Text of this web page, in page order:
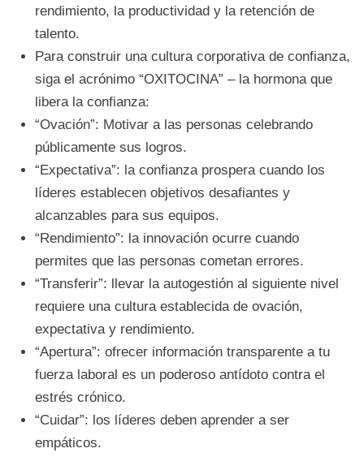
rendimiento, la productividad y la retención de
talento.
Para construir una cultura corporativa de confianza,
siga el acrónimo “OXITOCINA” – la hormona que
libera la confianza:
“Ovación”: Motivar a las personas celebrando
públicamente sus logros.
“Expectativa”: la confianza prospera cuando los
líderes establecen objetivos desafiantes y
alcanzables para sus equipos.
“Rendimiento”: la innovación ocurre cuando
permites que las personas cometan errores.
“Transferir”: llevar la autogestión al siguiente nivel
requiere una cultura establecida de ovación,
expectativa y rendimiento.
“Apertura”: ofrecer información transparente a tu
fuerza laboral es un poderoso antídoto contra el
estrés crónico.
“Cuidar”: los líderes deben aprender a ser
empáticos.